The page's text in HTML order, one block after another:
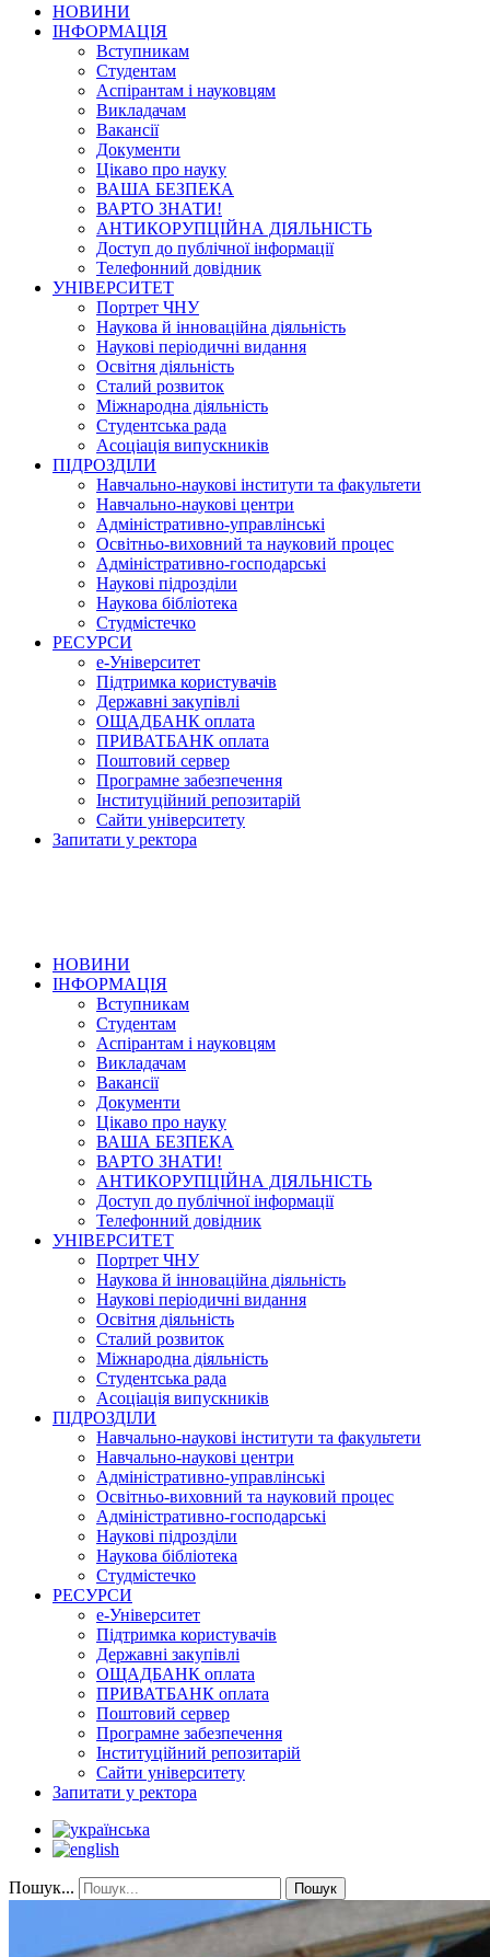
НОВИНИ
ІНФОРМАЦІЯ
Вступникам
Студентам
Аспірантам і науковцям
Викладачам
Вакансії
Документи
Цікаво про науку
ВАША БЕЗПЕКА
ВАРТО ЗНАТИ!
АНТИКОРУПЦІЙНА ДІЯЛЬНІСТЬ
Доступ до публічної інформації
Телефонний довідник
УНІВЕРСИТЕТ
Портрет ЧНУ
Наукова й інноваційна діяльність
Наукові періодичні видання
Освітня діяльність
Сталий розвиток
Міжнародна діяльність
Студентська рада
Асоціація випускників
ПІДРОЗДІЛИ
Навчально-наукові інститути та факультети
Навчально-наукові центри
Адміністративно-управлінські
Освітньо-виховний та науковий процес
Адміністративно-господарські
Наукові підрозділи
Наукова бібліотека
Студмістечко
РЕСУРСИ
е-Університет
Підтримка користувачів
Державні закупівлі
ОЩАДБАНК оплата
ПРИВАТБАНК оплата
Поштовий сервер
Програмне забезпечення
Інституційний репозитарій
Сайти університету
Запитати у ректора
НОВИНИ
ІНФОРМАЦІЯ
Вступникам
Студентам
Аспірантам і науковцям
Викладачам
Вакансії
Документи
Цікаво про науку
ВАША БЕЗПЕКА
ВАРТО ЗНАТИ!
АНТИКОРУПЦІЙНА ДІЯЛЬНІСТЬ
Доступ до публічної інформації
Телефонний довідник
УНІВЕРСИТЕТ
Портрет ЧНУ
Наукова й інноваційна діяльність
Наукові періодичні видання
Освітня діяльність
Сталий розвиток
Міжнародна діяльність
Студентська рада
Асоціація випускників
ПІДРОЗДІЛИ
Навчально-наукові інститути та факультети
Навчально-наукові центри
Адміністративно-управлінські
Освітньо-виховний та науковий процес
Адміністративно-господарські
Наукові підрозділи
Наукова бібліотека
Студмістечко
РЕСУРСИ
е-Університет
Підтримка користувачів
Державні закупівлі
ОЩАДБАНК оплата
ПРИВАТБАНК оплата
Поштовий сервер
Програмне забезпечення
Інституційний репозитарій
Сайти університету
Запитати у ректора
Пошук... Пошук